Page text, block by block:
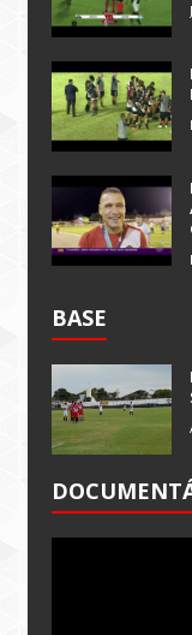
BASE